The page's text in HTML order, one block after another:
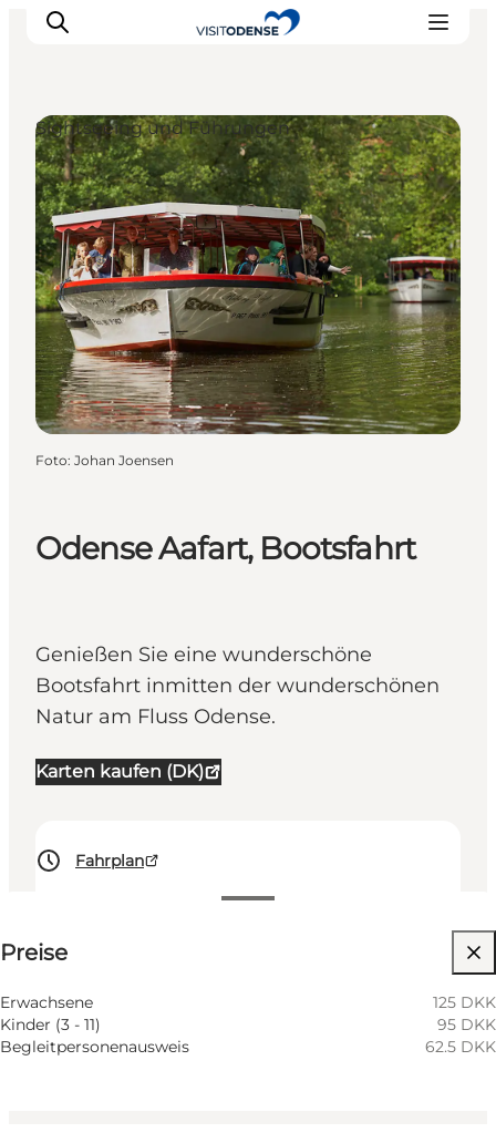
Odense erleben
Veranstaltungen
Reiseplanung
Inspiration
Odense Aafart, Bootsfahrt
Genießen Sie eine wunderschöne
Bootsfahrt inmitten der wunderschönen
Natur am Fluss Odense.
Karten kaufen (DK)
Fahrplan
Preise
Erwachsene
125 DKK
Kinder (3 - 11)
95 DKK
Begleitpersonenausweis
62.5 DKK
Mein Geschäft, Mir selbst, Mein Partner, Freunde,
Kinder
Sightseeing und Führungen
Foto: Johan Joensen